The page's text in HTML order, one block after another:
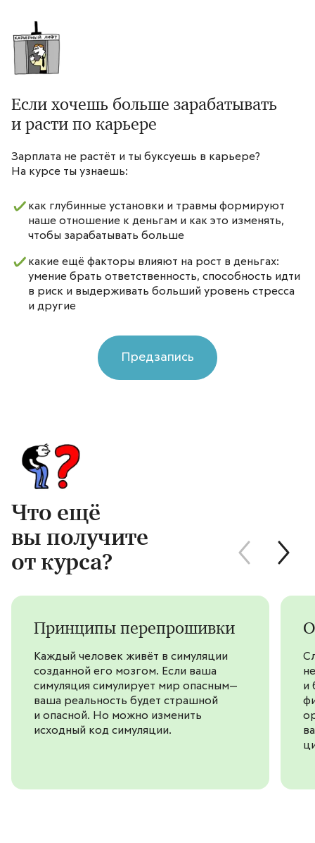
Если хочешь больше зарабатывать
и расти по карьере
Зарплата не растёт и ты буксуешь в карьере?
На курсе ты узнаешь:
как глубинные установки и травмы формируют
наше отношение к деньгам и как это изменять,
чтобы зарабатывать больше
какие ещё факторы влияют на рост в деньгах:
умение брать ответственность, способность идти
в риск и выдерживать больший уровень стресса
и другие
Предзапись
Что ещё
вы получите
от курса?
Принципы перепрошивки
Каждый человек живёт в симуляции
созданной его мозгом. Если ваша
симуляция симулирует мир опасным—
ваша реальность будет страшной
и опасной. Но можно изменить
исходный код симуляции.
и